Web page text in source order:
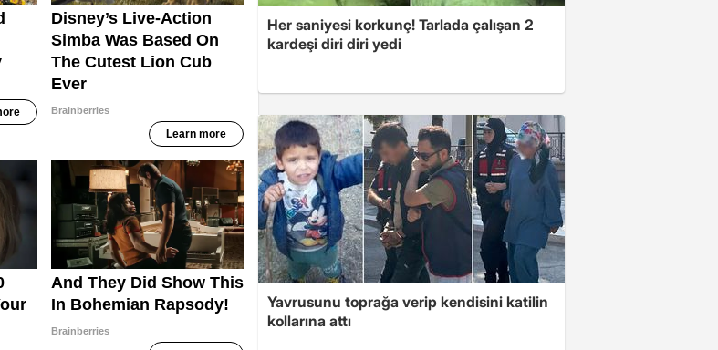
Her saniyesi korkunç! Tarlada çalışan 2
kardeşi diri diri yedi
Yavrusunu toprağa verip kendisini katilin
kollarına attı